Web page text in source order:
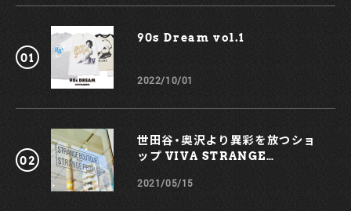
90s Dream vol.1￼
2022/10/01
世田谷・奥沢より異彩を放つショ
ップ VIVA STRANGE
2021/05/15